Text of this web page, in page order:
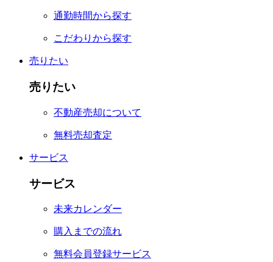
通勤時間から探す
こだわりから探す
売りたい
売りたい
不動産売却について
無料売却査定
サービス
サービス
未来カレンダー
購入までの流れ
無料会員登録サービス